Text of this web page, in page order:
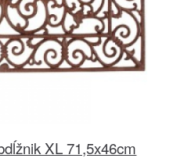
XL 71,5x46cm